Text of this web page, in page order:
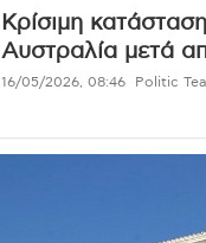
Κρίσιμη
Αυστραλία μετά
16/05/2026, 08:46 Politic